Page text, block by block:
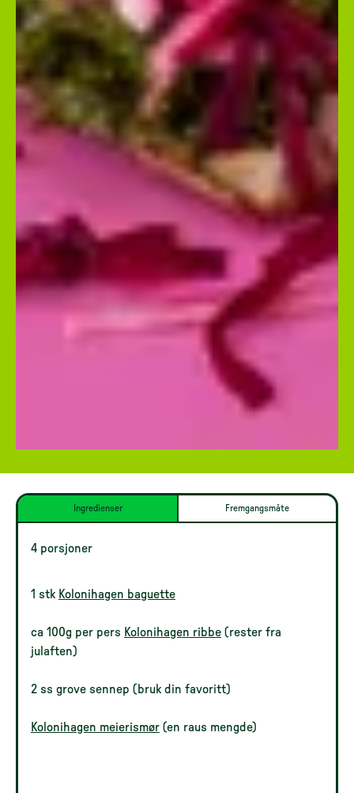
Ingredienser Fremgangsmåte
4 porsjoner
1 stk Kolonihagen baguette
ca 100g per pers Kolonihagen ribbe (rester fra
julaften)
2 ss grove sennep (bruk din favoritt)
Kolonihagen meierismør (en raus mengde)